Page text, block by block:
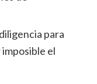
para
el